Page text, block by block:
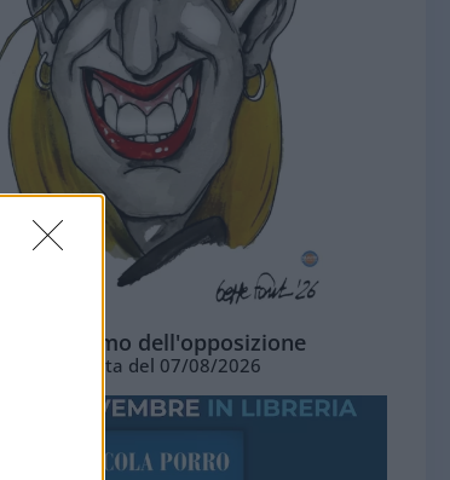
L'ottimismo dell'opposizione
Vignetta del 07/08/2026